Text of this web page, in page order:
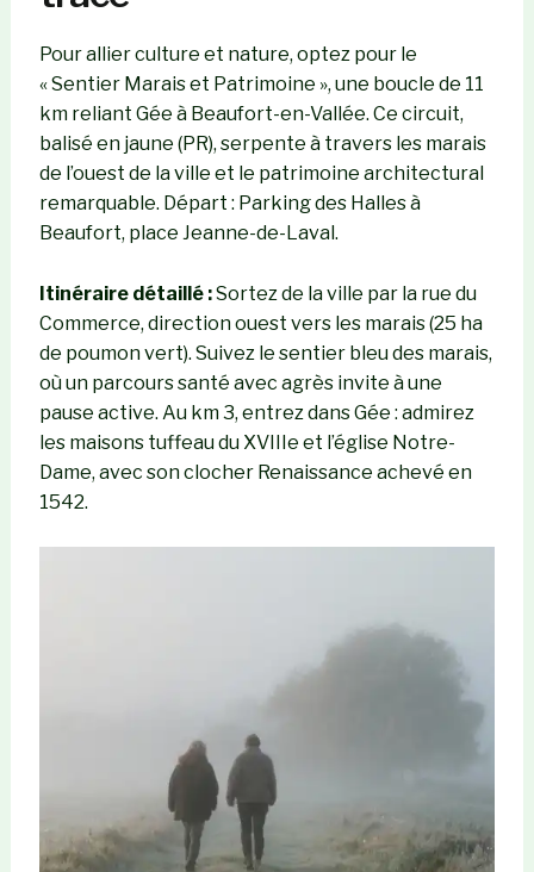
Pour allier culture et nature, optez pour le
« Sentier Marais et Patrimoine », une boucle de 11
km reliant Gée à Beaufort-en-Vallée. Ce circuit,
balisé en jaune (PR), serpente à travers les marais
de l’ouest de la ville et le patrimoine architectural
remarquable. Départ : Parking des Halles à
Beaufort, place Jeanne-de-Laval.
Itinéraire détaillé :Sortez de la ville par la rue du
Commerce, direction ouest vers les marais (25 ha
de poumon vert). Suivez le sentier bleu des marais,
où un parcours santé avec agrès invite à une
pause active. Au km 3, entrez dans Gée : admirez
les maisons tuffeau du XVIIIe et l’église Notre-
Dame, avec son clocher Renaissance achevé en
1542.